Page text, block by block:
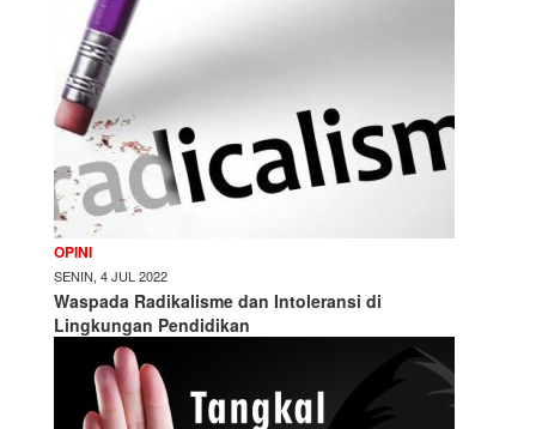
OPINI
SENIN, 4 JUL 2022
Waspada Radikalisme dan Intoleransi di
Lingkungan Pendidikan